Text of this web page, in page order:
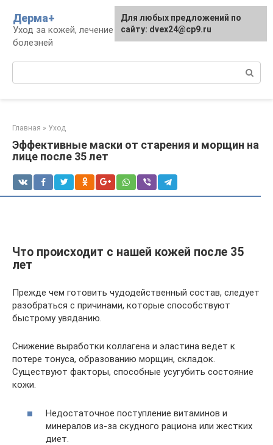
контенту
Дерма+
Уход за кожей, лечение дерматологических
болезней
Главная » Уход
Эффективные маски от старения и морщин на
лице после 35 лет
Что происходит с нашей кожей после 35
лет
Прежде чем готовить чудодейственный состав, следует
разобраться с причинами, которые способствуют
быстрому увяданию.
Снижение выработки коллагена и эластина ведет к
потере тонуса, образованию морщин, складок.
Существуют факторы, способные усугубить состояние
кожи.
Недостаточное поступление витаминов и
минералов из-за скудного рациона или жестких
диет.
Для любых предложений по
сайту: dvex24@cp9.ru